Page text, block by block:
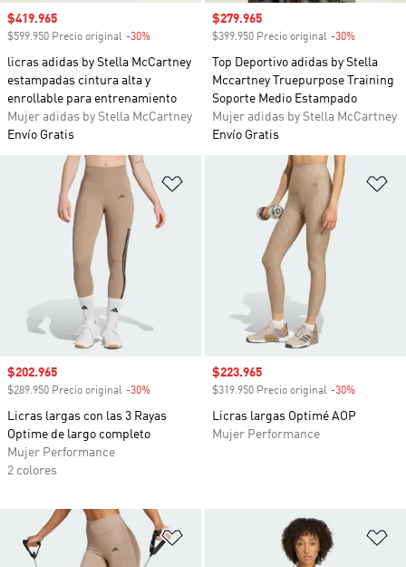
Precio de venta
$419.965
$599.950 Precio original -30%
licras adidas by Stella McCartney
estampadas cintura alta y
enrollable para entrenamiento
Mujer adidas by Stella McCartney
Envío Gratis
Precio de venta
$279.965
$399.950 Precio original -30%
Top Deportivo adidas by Stella
Mccartney Truepurpose Training
Soporte Medio Estampado
Mujer adidas by Stella McCartney
Envío Gratis
Añadir a la lista de deseos
Precio de venta
$202.965
$289.950 Precio original -30%
Licras largas con las 3 Rayas
Optime de largo completo
Mujer Performance
2 colores
Precio de venta
$223.965
$319.950 Precio original -30%
Licras largas Optimé AOP
Mujer Performance
Añadir a la lista de deseos